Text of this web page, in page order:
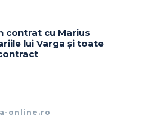
contrat cu Marius
lui Varga și toate
online.ro